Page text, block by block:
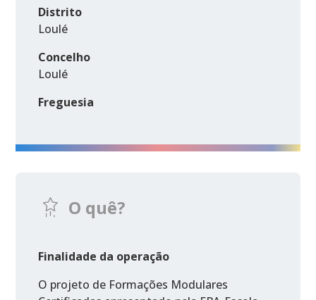
Distrito
Loulé
Concelho
Loulé
Freguesia
O quê?
Finalidade da operação
O projeto de Formações Modulares